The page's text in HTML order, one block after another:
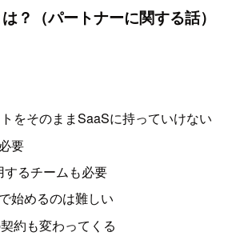
？（パートナーに関する話）
をそのままSaaSに持っていけない
要
るチームも必要
始めるのは難しい
約も変わってくる